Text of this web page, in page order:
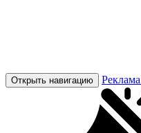
Открыть навигацию